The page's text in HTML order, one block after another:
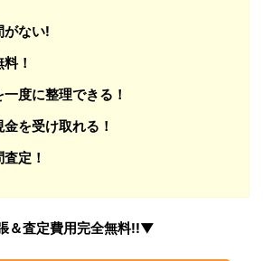
がない!
！
度に整理できる！
を受け取れる！
定！
＆査定費用完全無料!!▼